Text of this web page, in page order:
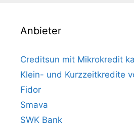
Anbieter
Creditsun mit Mikrokredit
Klein- und Kurzzeitkredite
Fidor
Smava
SWK Bank